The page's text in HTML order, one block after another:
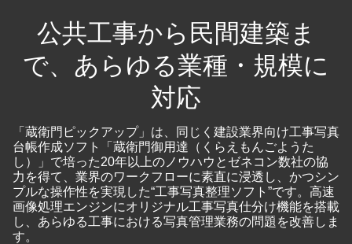
公共工事から民間建築ま
で、あらゆる業種・規模に
対応
「蔵衛門ピックアップ」は、同じく建設業界向け工事写真
台帳作成ソフト「蔵衛門御用達（くらえもんごようた
し）」で培った20年以上のノウハウとゼネコン数社の協
力を得て、業界のワークフローに素直に浸透し、かつシン
プルな操作性を実現した“工事写真整理ソフト”です。高速
画像処理エンジンにオリジナル工事写真仕分け機能を搭載
し、あらゆる工事における写真管理業務の問題を改善しま
す。